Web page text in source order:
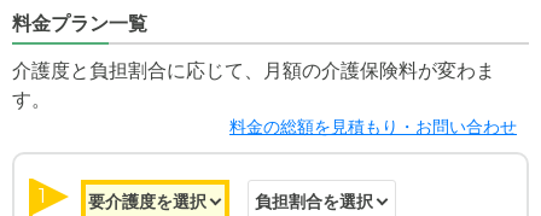
料金プラン一覧
介護度と負担割合に応じて、月額の介護保険料が変わま
す。
料金の総額を見積もり・お問い合わせ
1